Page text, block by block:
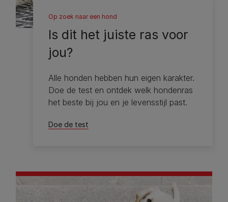
Op zoek naar een hond
Is dit het juiste ras voor
jou?
Alle honden hebben hun eigen karakter.
Doe de test en ontdek welk hondenras
het beste bij jou en je levensstijl past.
Doe de test